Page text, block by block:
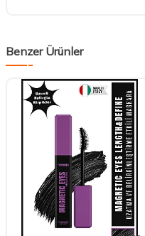
Benzer Ürünler